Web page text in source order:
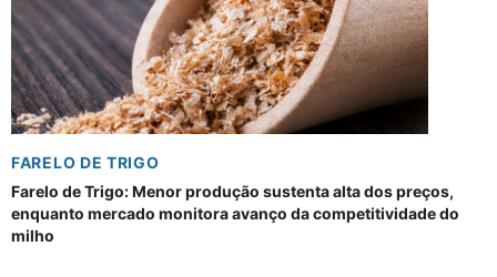
FARELO DE TRIGO
Farelo de Trigo: Menor produção sustenta alta dos preços,
enquanto mercado monitora avanço da competitividade do
milho